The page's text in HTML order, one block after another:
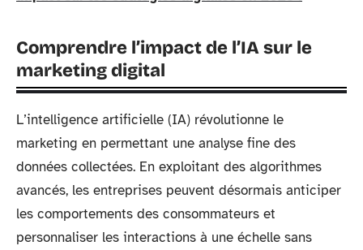
Comprendre l’impact de l’IA sur le
marketing digital
L’intelligence artificielle (IA) révolutionne le
marketing en permettant une analyse fine des
données collectées. En exploitant des algorithmes
avancés, les entreprises peuvent désormais anticiper
les comportements des consommateurs et
personnaliser les interactions à une échelle sans